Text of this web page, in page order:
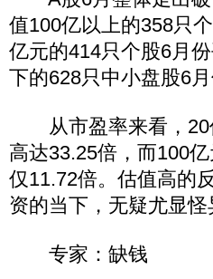
值100亿以上的358只
亿元的414只个股6月
下的628只中小盘股6
从市盈率来看，20
高达33.25倍，而100
仅11.72倍。估值高的
资的当下，无疑尤显怪
专家：缺钱